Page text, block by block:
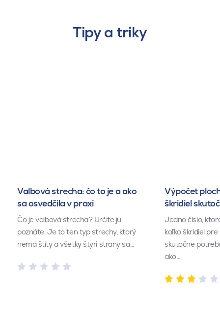
Tipy a triky
Valbová strecha: čo to je a ako
sa osvedčila v praxi
Čo je valbová strecha? Určite ju
poznáte. Je to ten typ strechy, ktorý
nemá štíty a všetky štyri strany sa…
Výpočet
škridiel
Jedno číslo,
koľko škridiel
skutočne
ako…